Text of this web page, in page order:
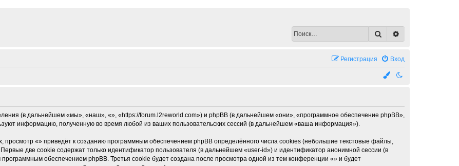
Поиск
Вход
Регистрация
(в дальнейшем «мы», «наш», «», «https://forum.l2reworld.com») и phpBB (в дальнейшем «они», «программное обеспечение phpBB»,
информацию, полученную во время любой из ваших пользовательских сессий (в дальнейшем «ваша информация»).
«» приведёт к созданию программным обеспечением phpBB определённого числа cookies (небольшие текстовые файлы,
две cookie содержат только идентификатор пользователя (в дальнейшем «user-id») и идентификатор анонимной сессии (в
обеспечением phpBB. Третья cookie будет создана после просмотра одной из тем конференции «» и будет